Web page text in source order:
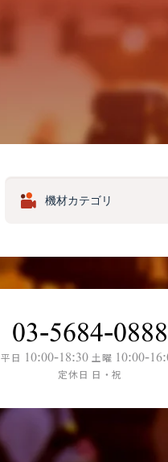
03-5684-0888
平日 10:00-18:30 土曜 10:00-
定休日 日・祝